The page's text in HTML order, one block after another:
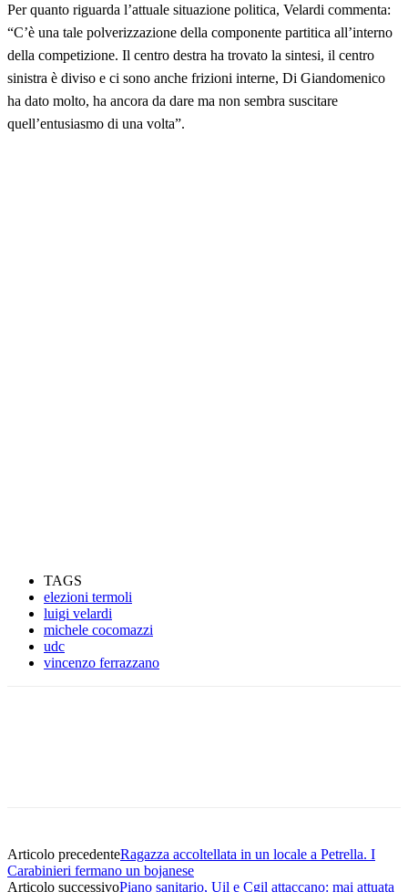
Per quanto riguarda l’attuale situazione politica, Velardi commenta:
“C’è una tale polverizzazione della componente partitica all’interno
della competizione. Il centro destra ha trovato la sintesi, il centro
sinistra è diviso e ci sono anche frizioni interne, Di Giandomenico
ha dato molto, ha ancora da dare ma non sembra suscitare
quell’entusiasmo di una volta”.
TAGS
elezioni termoli
luigi velardi
michele cocomazzi
udc
vincenzo ferrazzano
Articolo precedenteRagazza accoltellata in un locale a Petrella. I
Carabinieri fermano un bojanese
Articolo successivoPiano sanitario, Uil e Cgil attaccano: mai attuata